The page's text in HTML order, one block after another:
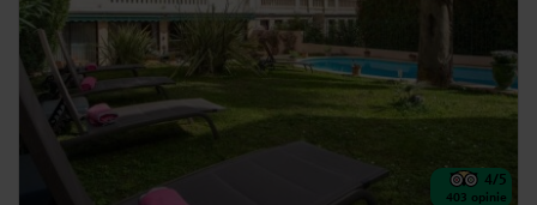
4/5
403 opinie